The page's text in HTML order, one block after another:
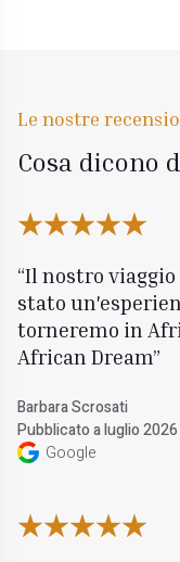
Le nostre
Cosa dicono
Il nostro viaggio
stato
torneremo in
African Dream
Barbara Scrosati
Pubblicato a luglio 2026
Google